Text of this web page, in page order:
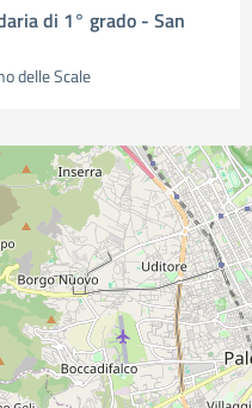
di 1° grado - San
delle Scale